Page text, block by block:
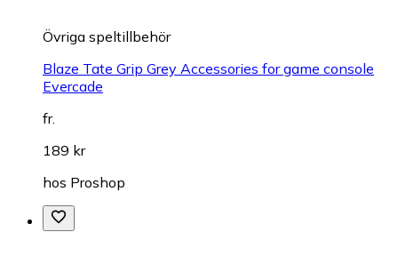
Övriga speltillbehör
Blaze Tate Grip Grey Accessories for game console
Evercade
fr.
189 kr
hos Proshop